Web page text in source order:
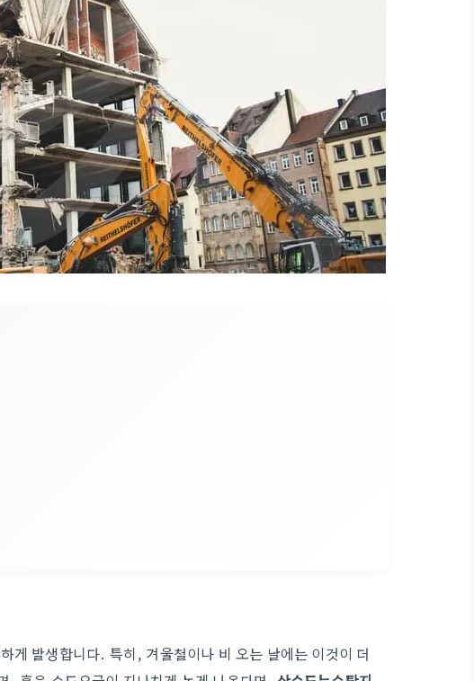
게 발생합니다. 특히, 겨울철이나 비 오는 날에는 이것이 더